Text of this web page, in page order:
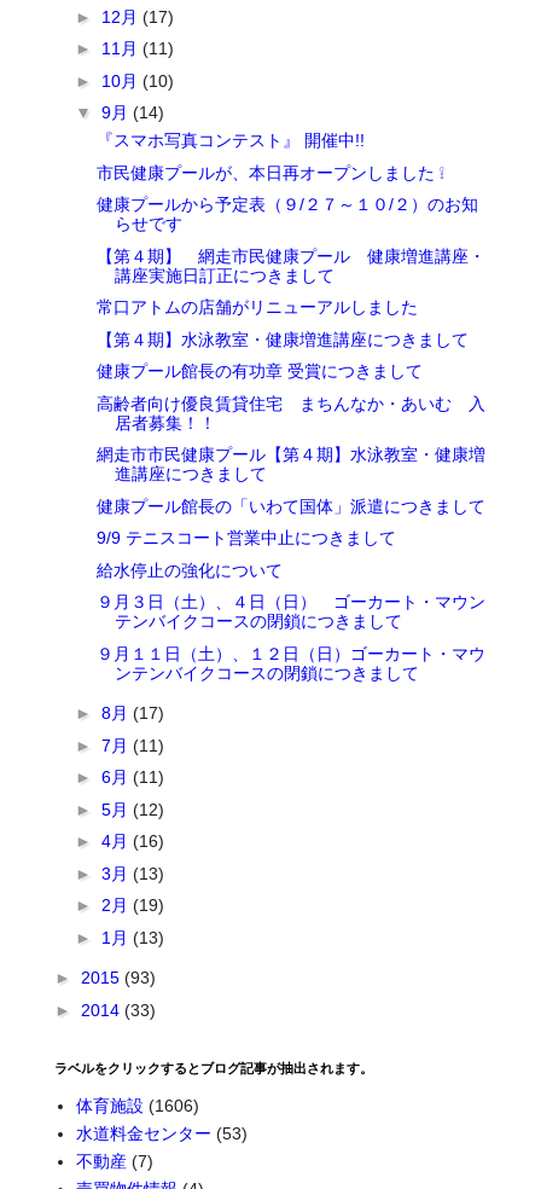
► 12月(17)
► 11月(11)
► 10月(10)
▼9月(14)
『スマホ写真コンテスト』 開催中!!
市民健康プールが、本日再オープンしました ❕
健康プールから予定表（９/２７～１０/２）のお知
らせです
【第４期】 網走市民健康プール 健康増進講座・
講座実施日訂正につきまして
常口アトムの店舗がリニューアルしました
【第４期】水泳教室・健康増進講座につきまして
健康プール館長の有功章 受賞につきまして
高齢者向け優良賃貸住宅 まちんなか・あいむ 入
居者募集！！
網走市市民健康プール【第４期】水泳教室・健康増
進講座につきまして
健康プール館長の「いわて国体」派遣につきまして
9/9 テニスコート営業中止につきまして
給水停止の強化について
９月３日（土）、４日（日） ゴーカート・マウン
テンバイクコースの閉鎖につきまして
９月１１日（土）、１２日（日）ゴーカート・マウ
ンテンバイクコースの閉鎖につきまして
►8月(17)
►7月(11)
►6月(11)
►5月(12)
►4月(16)
►3月(13)
►2月(19)
► 1月(13)
►2015(93)
► 2014(33)
ラベルをクリックするとブログ記事が抽出されます。
体育施設 (1606)
水道料金センター (53)
不動産 (7)